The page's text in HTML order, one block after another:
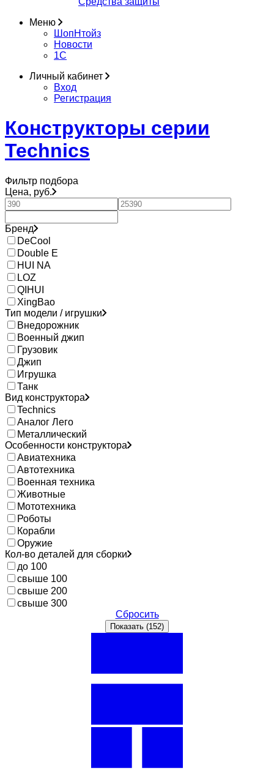
Меню
ШопНтойз
Новости
1C
Личный кабинет
Вход
Регистрация
Конструкторы серии
Technics
Фильтр подбора
Цена, руб.
Бренд
DeCool
Double E
HUI NA
LOZ
QIHUI
XingBao
Тип модели / игрушки
Внедорожник
Военный джип
Грузовик
Джип
Игрушка
Танк
Вид конструктора
Technics
Аналог Лего
Металлический
Особенности конструктора
Авиатехника
Автотехника
Военная техника
Животные
Мототехника
Роботы
Корабли
Оружие
Кол-во деталей для сборки
до 100
свыше 100
свыше 200
свыше 300
Сбросить
Показать (152)